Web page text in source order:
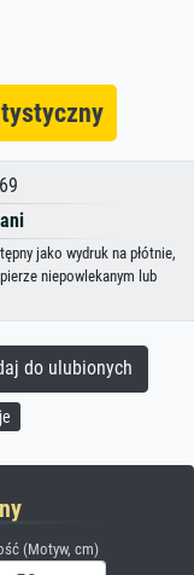
jako wydruk na płótnie,
niepowlekanym lub
do ulubionych
(Motyw, cm)